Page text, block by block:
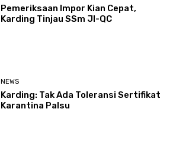
Pemeriksaan Impor Kian Cepat,
Karding Tinjau SSm JI-QC
NEWS
Karding: Tak Ada Toleransi Sertifikat
Karantina Palsu